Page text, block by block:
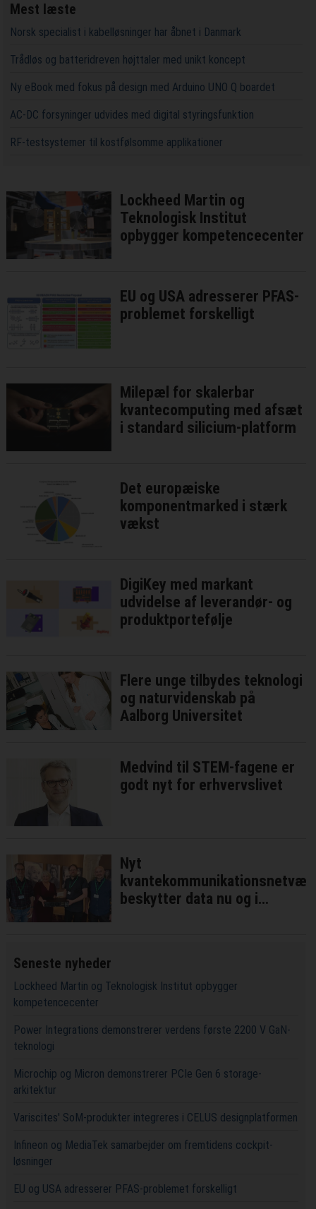
Mest læste
Norsk specialist i kabelløsninger har åbnet i Danmark
Trådløs og batteridreven højttaler med unikt koncept
Ny eBook med fokus på design med Arduino UNO Q boardet
AC-DC forsyninger udvides med digital styringsfunktion
RF-testsystemer til kostfølsomme applikationer
Lockheed Martin og
Teknologisk Institut
opbygger kompetencecenter
EU og USA adresserer PFAS-
problemet forskelligt
Milepæl for skalerbar
kvantecomputing med afsæt
i standard silicium-platform
Det europæiske
komponentmarked i stærk
vækst
DigiKey med markant
udvidelse af leverandør- og
produktportefølje
Flere unge tilbydes teknologi
og naturvidenskab på
Aalborg Universitet
Medvind til STEM-fagene er
godt nyt for erhvervslivet
Nyt
beskytter data nu og i
Seneste nyheder
Lockheed Martin og Teknologisk Institut opbygger
kompetencecenter
Power Integrations demonstrerer verdens første 2200 V GaN-
teknologi
Microchip og Micron demonstrerer PCIe Gen 6 storage-
arkitektur
Variscites' SoM-produkter integreres i CELUS designplatformen
Infineon og MediaTek samarbejder om fremtidens cockpit-
løsninger
EU og USA adresserer PFAS-problemet forskelligt